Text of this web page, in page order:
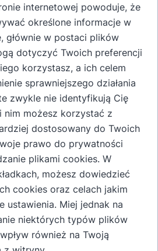
do koszyka
polskimi recepturami. Powstaje
aronii, która nadaje jej głęboki
antyoksydantów. Znakomita w
z lekką nutą cierpkości,
dla tego
dla osób ceniących tradycję i
doznania smakowe.
o produkcie
etylowy, cukier
internetowej powoduje, że
określone informacje w
głównie w postaci plików
dotyczyć Twoich preferencji
korzystasz, a ich celem
sprawniejszego działania
zwykle nie identyfikują Cię
nim możesz korzystać z
dostosowany do Twoich
prawo do prywatności
plikami cookies. W
możesz dowiedzieć
cookies oraz celach jakim
ustawienia. Miej jednak na
niektórych typów plików
również na Twoją